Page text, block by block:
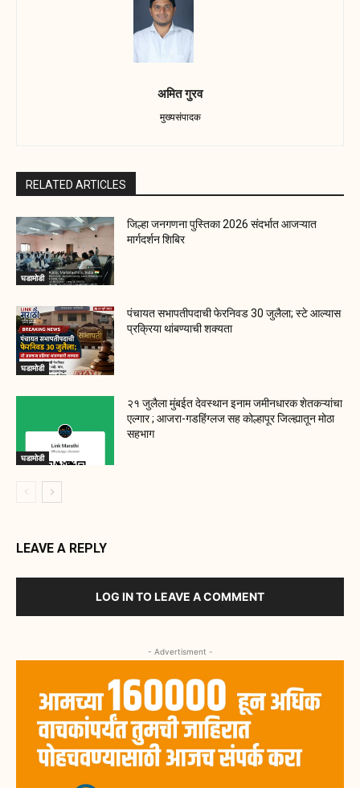
अमित गुरव
मुख्यसंपादक
RELATED ARTICLES
घडामोडी
जिल्हा जनगणना पुस्तिका 2026 संदर्भात आजऱ्यात
मार्गदर्शन शिबिर
घडामोडी
पंचायत सभापतीपदाची फेरनिवड 30 जुलैला; स्टे आल्यास
प्रक्रिया थांबण्याची शक्यता
घडामोडी
२१ जुलैला मुंबईत देवस्थान इनाम जमीनधारक शेतकऱ्यांचा
एल्गार ; आजरा-गडहिंग्लज सह कोल्हापूर जिल्ह्यातून मोठा
सहभाग
LEAVE A REPLY
LOG IN TO LEAVE A COMMENT
- Advertisment -